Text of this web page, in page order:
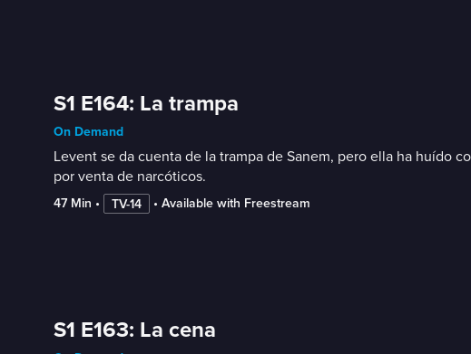
S1 E164: La trampa
On Demand
Levent se da cuenta de la trampa de Sanem, pero ella ha huído
por venta de narcóticos.
47 Min • TV-14 • Available with Freestream
S1 E163: La cena